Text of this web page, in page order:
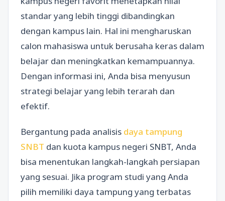
standar yang lebih tinggi dibandingkan
dengan kampus lain. Hal ini mengharuskan
calon mahasiswa untuk berusaha keras dalam
belajar dan meningkatkan kemampuannya.
Dengan informasi ini, Anda bisa menyusun
strategi belajar yang lebih terarah dan
efektif.
Bergantung pada analisis daya tampung
SNBT dan kuota kampus negeri SNBT, Anda
bisa menentukan langkah-langkah persiapan
yang sesuai. Jika program studi yang Anda
pilih memiliki daya tampung yang terbatas